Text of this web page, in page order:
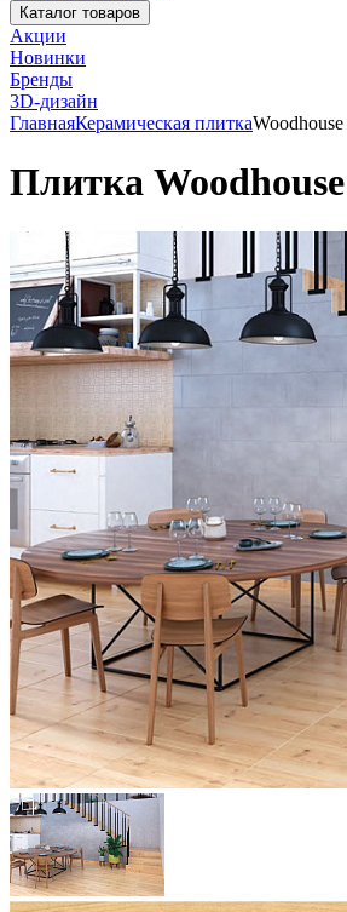
Каталог товаров
Акции
Новинки
Бренды
3D-дизайн
ГлавнаяКерамическая плиткаWoodhouse
Плитка